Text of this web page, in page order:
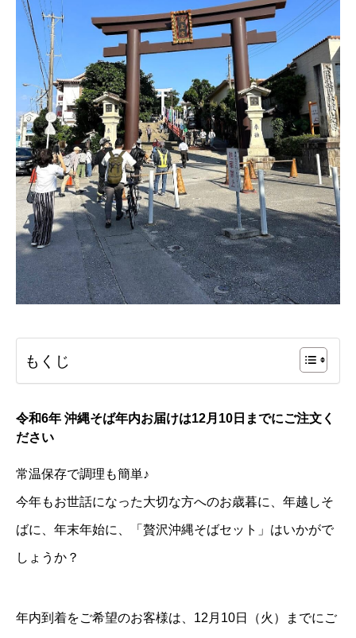
もくじ
令和6年 沖縄そば年内お届けは12月10日までにご注文く
ださい
常温保存で調理も簡単♪
今年もお世話になった大切な方へのお歳暮に、年越しそ
ばに、年末年始に、「贅沢沖縄そばセット」はいかがで
しょうか？
年内到着をご希望のお客様は、12月10日（火）までにご